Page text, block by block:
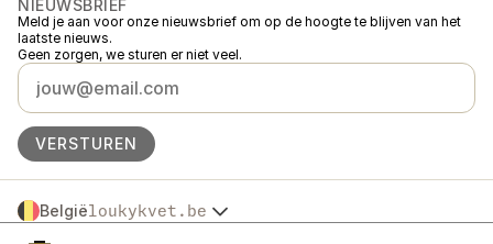
NIEUWSBRIEF
Meld je aan voor onze nieuwsbrief om op de hoogte te blijven van het
laatste nieuws.
Geen zorgen, we sturen er niet veel.
VERSTUREN
Belgiëloukykvet.be